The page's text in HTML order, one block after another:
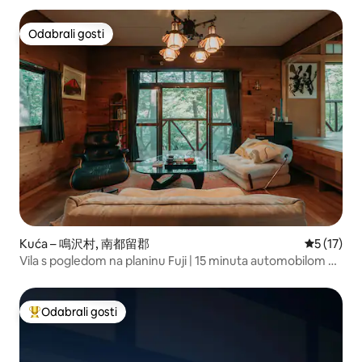
Odabrali gosti
Odabrali gosti
Kuća – 鳴沢村, 南都留郡 Prosječna
5 (17)
Vila s pogledom na planinu Fuji | 15 minuta automobilom od
Sky Forest Zen Fuji
Među najviše rangiranima s oznakom „Odabrali gosti”
Odabrali gosti